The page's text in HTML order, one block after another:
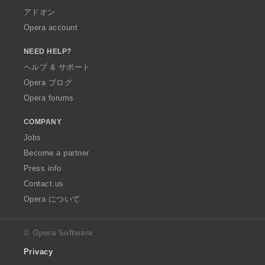
アドオン
Opera account
NEED HELP?
ヘルプ & サポート
Opera ブログ
Opera forums
COMPANY
Jobs
Become a partner
Press info
Contact us
Opera について
© Opera Software
Privacy